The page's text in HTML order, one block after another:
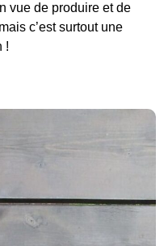
vue de produire et de
c’est surtout une
!